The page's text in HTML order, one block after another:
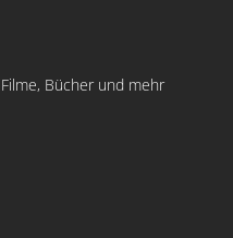
Bücher und mehr